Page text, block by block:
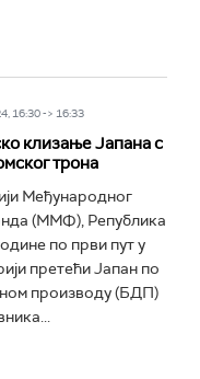
16:30 -> 16:33
клизање Јапана с
трона
Међународног
(ММФ), Република
по први пут у
претећи Јапан по
производу (БДП)